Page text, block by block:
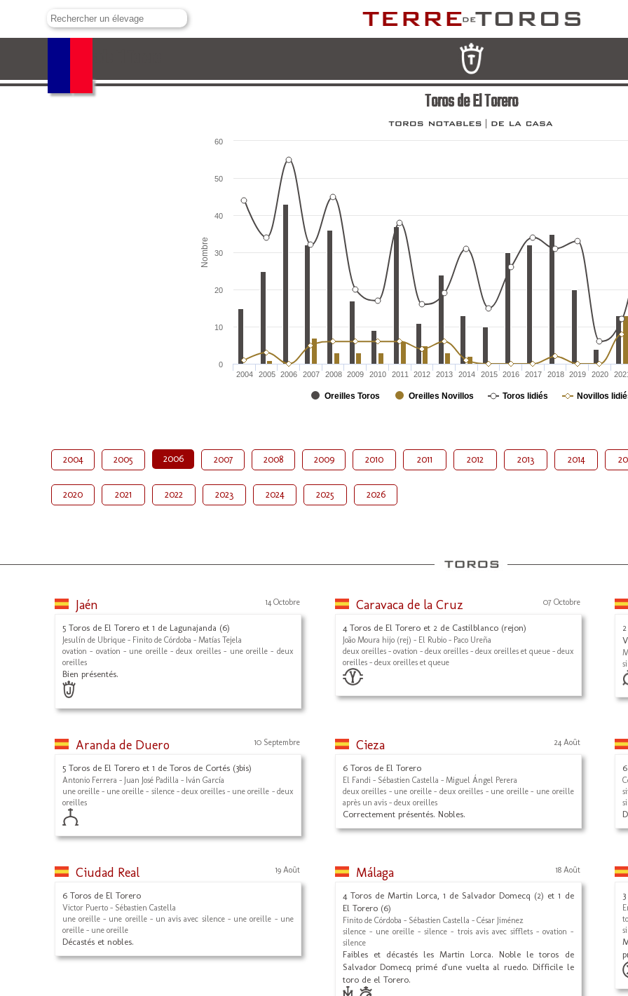
Toros de El Torero
Nombre
Oreilles Toros Oreilles Novillos Toros lidiés Novillos
2004 2005 2006 2007 2008 2009 2010 2011 2012 2013 2014 2015 2016 2017 2018 2019 2020
0
10
20
30
40
50
60
2004 2005 2006 2007 2008 2009 2010 2011 2012 2013 2014
2020 2021 2022 2023 2024 2025 2026
Jaén 14 Octobre
5 Toros de El Torero et 1 de Lagunajanda (6)
Jesulín de Ubrique - Finito de Córdoba - Matías Tejela
ovation - ovation - une oreille - deux oreilles - une oreille - deux
oreilles
Bien présentés.
Caravaca de la Cruz 07 Octobre
4 Toros de El Torero et 2 de Castilblanco (rejon)
João Moura hijo (rej) - El Rubio - Paco Ureña
deux oreilles - ovation - deux oreilles - deux oreilles et queue - deux
oreilles - deux oreilles et queue
Aranda de Duero 10 Septembre
5 Toros de El Torero et 1 de Toros de Cortés (3bis)
Antonio Ferrera - Juan José Padilla - Iván García
une oreille - une oreille - silence - deux oreilles - une oreille - deux
oreilles
Cieza 24 Août
6 Toros de El Torero
El Fandi - Sébastien Castella - Miguel Ángel Perera
deux oreilles - une oreille - deux oreilles - une oreille - une oreille
après un avis - deux oreilles
Correctement présentés. Nobles.
Ciudad Real 19 Août
6 Toros de El Torero
Victor Puerto - Sébastien Castella
une oreille - une oreille - un avis avec silence - une oreille - une
oreille - une oreille
Décastés et nobles.
Málaga 18 Août
4 Toros de Martin Lorca, 1 de Salvador Domecq (2) et 1 de
El Torero (6)
Finito de Córdoba - Sébastien Castella - César Jiménez
silence - une oreille - silence - trois avis avec sifflets - ovation -
silence
Faibles et décastés les Martin Lorca. Noble le toros de
Salvador Domecq primé d'une vuelta al ruedo. Difficile le
toro de el Torero.